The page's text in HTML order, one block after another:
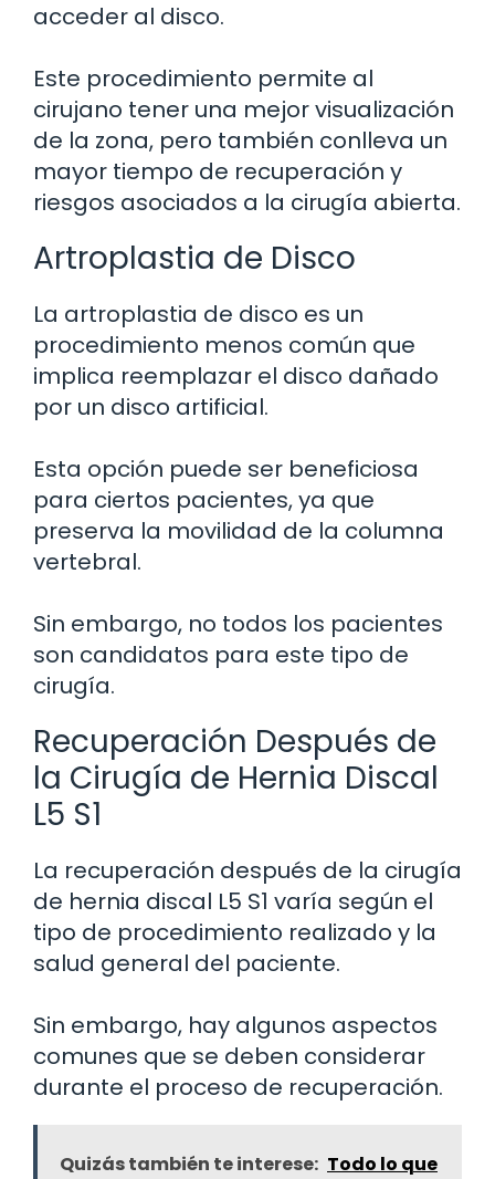
acceder al disco.
Este procedimiento permite al
cirujano tener una mejor visualización
de la zona, pero también conlleva un
mayor tiempo de recuperación y
riesgos asociados a la cirugía abierta.
Artroplastia de Disco
La artroplastia de disco es un
procedimiento menos común que
implica reemplazar el disco dañado
por un disco artificial.
Esta opción puede ser beneficiosa
para ciertos pacientes, ya que
preserva la movilidad de la columna
vertebral.
Sin embargo, no todos los pacientes
son candidatos para este tipo de
cirugía.
Recuperación Después de
la Cirugía de Hernia Discal
L5 S1
La recuperación después de la cirugía
de hernia discal L5 S1 varía según el
tipo de procedimiento realizado y la
salud general del paciente.
Sin embargo, hay algunos aspectos
comunes que se deben considerar
durante el proceso de recuperación.
Quizás también te interese: Todo lo que